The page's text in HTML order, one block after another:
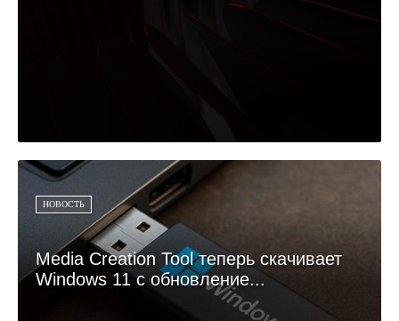
НОВОСТЬ
Media Creation Tool теперь скачивает
Windows 11 с обновление...